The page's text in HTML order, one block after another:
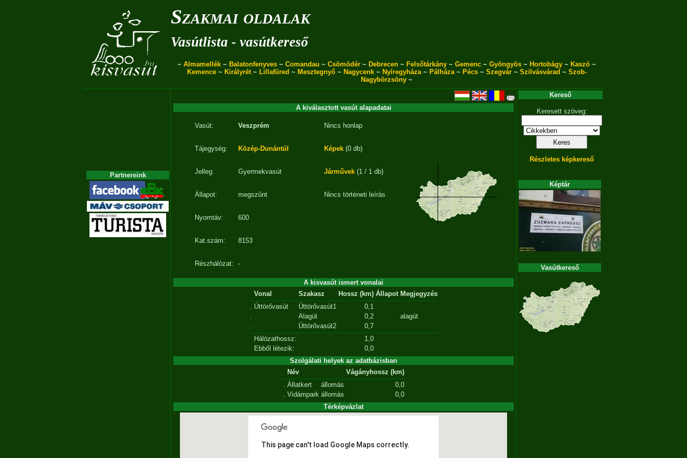
Szakmai oldalak
Vasútlista - vasútkereső
~ Almamellék ~ Balatonfenyves ~ Comandau ~ Csömödér ~ Debrecen ~ Felsőtárkány ~ Gemenc ~ Gyöngyös ~ Hortobágy ~ Kaszó ~
Kemence~ Királyrét~ Lillafüred ~ Mesztegnyő~ Nagycenk~ Nyíregyháza~ Pálháza~ Pécs~ Szegvár~ Szilvásvárad ~ Szob-
Nagybörzsöny ~
Partnereink
A kiválasztott vasút alapadatai
Vasút: Veszprém
Tájegység: Közép-Dunántúl
Jelleg: Gyermekvasút
Állapot: megszűnt
Nyomtáv: 600
Kat.szám: 8153
Részhálózat: -
Nincs honlap
Képek (0 db)
Járművek (1 / 1 db)
Nincs történeti leírás
A kisvasút ismert vonalai
Vonal
Szakasz Hossz (km) Állapot Megjegyzés
. Úttörővasút Úttörővasút1
0,1
.
Alagút 0,2
alagút
.
Úttörővasút2
0,7
Hálózathossz:
1,0
Ebből létezik:
0,0
Szolgálati helyek az adatbázisban
Név
Vágányhossz (km)
. Állatkert állomás
0,0
. Vidámpark állomás
0,0
Térképvázlat
This page can't load Google Maps correctly.
Kereső
Keresett szöveg:
Részletes képkereső
Képtár
Vasútkereső